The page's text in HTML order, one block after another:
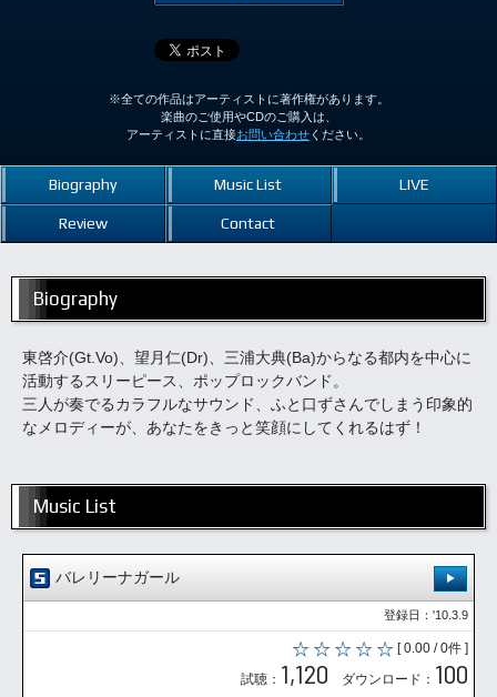
※全ての作品はアーティストに著作権があります。
楽曲のご使用やCDのご購入は、
アーティストに直接お問い合わせ ください。
Biography Music List LIVE
Review Contact
Biography
東啓介(Gt.Vo)、望月仁(Dr)、三浦大典(Ba)からなる都内を中心に
活動するスリーピース、ポップロックバンド。
三人が奏でるカラフルなサウンド、ふと口ずさんでしまう印象的
なメロディーが、あなたをきっと笑顔にしてくれるはず！
Music List
バレリーナガール
登録日：'10.3.9
[ 0.00 / 0件 ]
試聴： 1,120 ダウンロード： 100